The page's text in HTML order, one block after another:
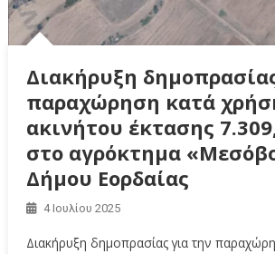
Διακήρυξη
παραχώρηση κατά
ακινήτου έκτασης
στο αγρόκτημα
Δήμου Εορδαίας
4 Ιουλίου 2025
Διακήρυξη δημοπρασίας για την